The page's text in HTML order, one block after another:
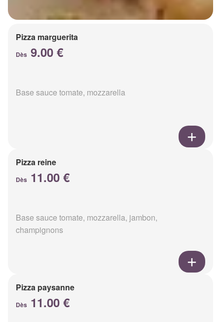
Pizza marguerita
Dès 9.00 €
Base sauce tomate, mozzarella
Pizza reine
Dès 11.00 €
Base sauce tomate, mozzarella, jambon,
champignons
Pizza paysanne
Dès 11.00 €